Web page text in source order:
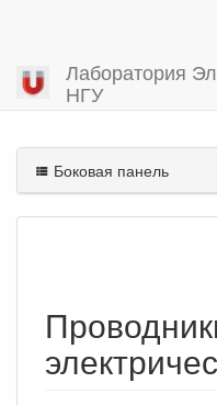
Лаборатория
НГУ
Вы посетили
Боковая панель